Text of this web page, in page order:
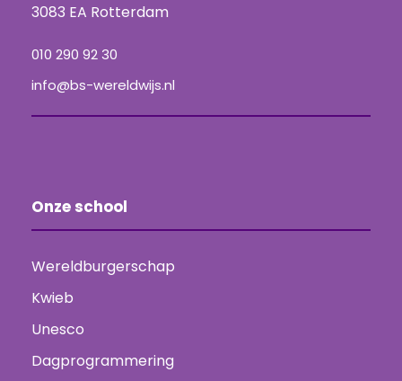
3083 EA Rotterdam
010 290 92 30
info@bs-wereldwijs.nl
Onze school
Wereldburgerschap
Kwieb
Unesco
Dagprogrammering